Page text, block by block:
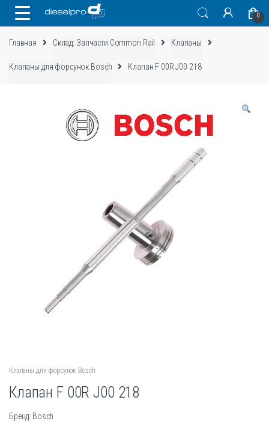
0
Главная Склад: Запчасти Common Rail Клапаны
Клапаны для форсунок Bosch Клапан F 00R J00 218
Клапаны для форсунок Bosch
Клапан F 00R J00 218
Бренд: Bosch